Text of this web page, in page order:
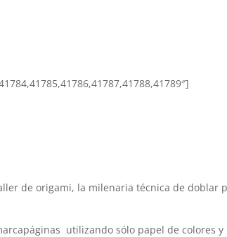
de origami, la milenaria técnica de doblar
utilizando sólo papel de colores y